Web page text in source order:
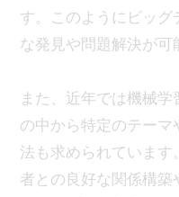
す。このようにビッグ
な発見や問題解決が可
また、近年では機械
の中から特定のテー
法も求められていま
者との良好な関係構